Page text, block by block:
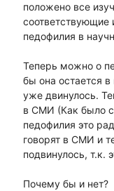
положено все
соответствующие
педофилия в
Теперь можно о
бы она остается
уже двинулось.
в СМИ (Как было
педофилия это
говорят в СМИ и
подвинулось,
Почему бы и нет?